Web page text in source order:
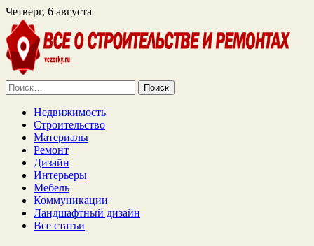
Четверг, 6 августа
Найти:
Недвижимость
Строительство
Материалы
Ремонт
Дизайн
Интерьеры
Мебель
Коммуникации
Ландшафтный дизайн
Все статьи